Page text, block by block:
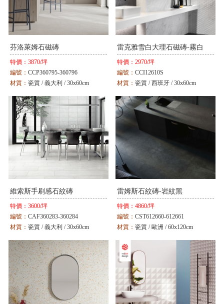
芬洛萊姆石磁磚
特價： 3870/坪
編號： CCP360795-360796
材質： 瓷質 / 義大利 / 30x60cm
雷克雅雪白大理石磁磚-霧白
特價： 2970/坪
編號： CCI12610S
材質： 瓷質 / 西班牙 / 30x60cm
維索斯手刷感石紋磚
特價： 3600/坪
編號： CAF360283-360284
材質： 瓷質 / 義大利 / 30x60cm
雷姆斯石紋磚-岩紋黑
特價： 4860/坪
編號： CST612660-612661
材質： 瓷質 / 歐洲 / 60x120cm